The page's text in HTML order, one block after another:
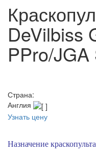
DeVilbiss
PPro/JGA
Страна:
Англия
Узнать цену
Назначение